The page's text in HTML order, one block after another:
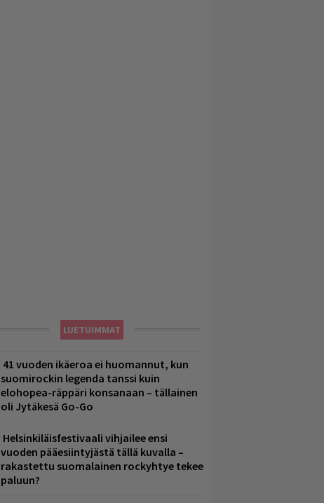
LUETUIMMAT
41 vuoden ikäeroa ei huomannut, kun
suomirockin legenda tanssi kuin
elohopea-räppäri konsanaan – tällainen
oli Jytäkesä Go-Go
Helsinkiläisfestivaali vihjailee ensi
vuoden pääesiintyjästä tällä kuvalla –
rakastettu suomalainen rockyhtye tekee
paluun?